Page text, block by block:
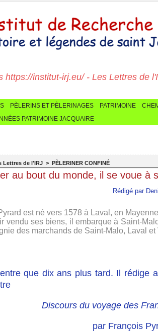
https://institut-irj.eu/ - Les Lettres de
PÈLERINS ET PÈLERINAGES PATRIMOINE
PATRIMOINE JACQUAIRE
Lettres de l'IRJ > PÈLERINER CONFINÉ
au bout du monde, il se voue à
Rédigé par
est né vers 1578 à Laval, en
vendu ses biens, il embarque à Saint-
des marchands de Saint-Malo, Laval
que dix ans plus tard. Il rédige
Discours du voyage des
par François